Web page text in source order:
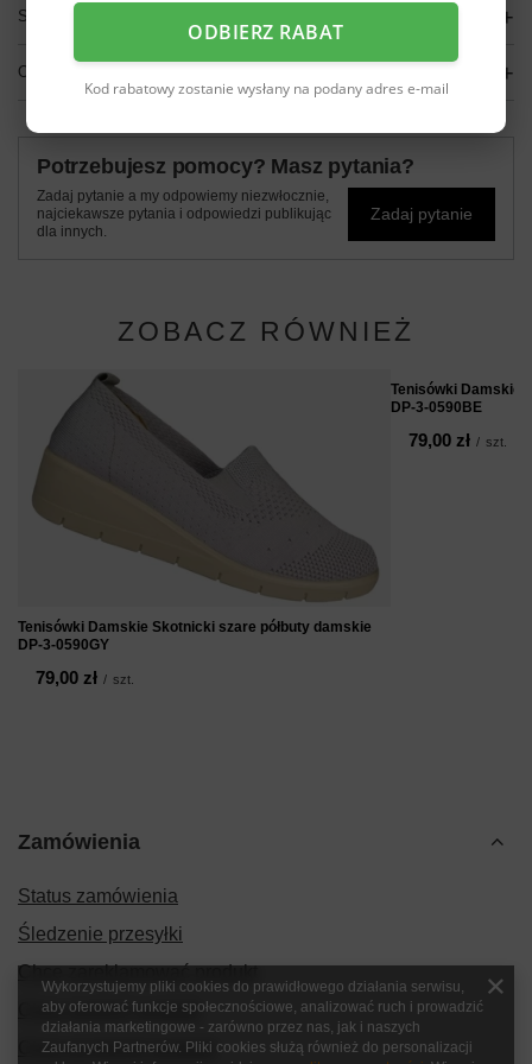
SZCZEGÓŁOWE DANE
OPINIE
Potrzebujesz pomocy? Masz pytania?
Zadaj pytanie a my odpowiemy niezwłocznie,
najciekawsze pytania i odpowiedzi publikując
dla innych.
Zadaj pytanie
ZOBACZ RÓWNIEŻ
Tenisówki Damskie Skotnicki szare półbuty damskie
DP-3-0590GY
79,00 zł / szt.
Tenisówki Damskie
DP-3-0590BE
79,00 zł / szt.
Zamówienia
Status zamówienia
Śledzenie przesyłki
Chcę zareklamować produkt
Chcę zwrócić produkt
Chcę wymienić produkt
ODBIERZ RABAT
Kod rabatowy zostanie wysłany na podany adres e-mail
Wykorzystujemy pliki cookies do prawidłowego działania serwisu,
aby oferować funkcje społecznościowe, analizować ruch i prowadzić
działania marketingowe - zarówno przez nas, jak i naszych
Zaufanych Partnerów. Pliki cookies służą również do personalizacji